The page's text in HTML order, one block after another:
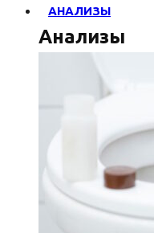
АНАЛИЗЫ
Анализы